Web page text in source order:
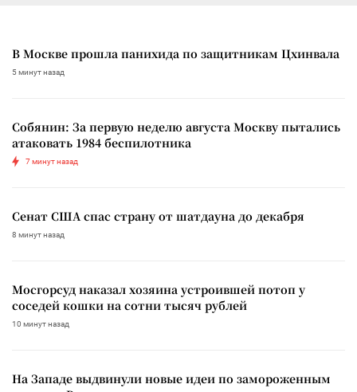
В Москве прошла панихида по защитникам Цхинвала
5 минут назад
Собянин: За первую неделю августа Москву пытались
атаковать 1984 беспилотника
7 минут назад
Сенат США спас страну от шатдауна до декабря
8 минут назад
Мосгорсуд наказал хозяина устроившей потоп у
соседей кошки на сотни тысяч рублей
10 минут назад
На Западе выдвинули новые идеи по замороженным